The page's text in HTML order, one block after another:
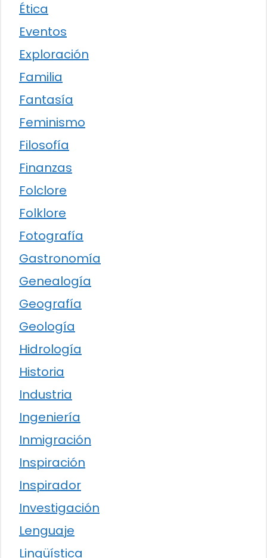
Ética
Eventos
Exploración
Familia
Fantasía
Feminismo
Filosofía
Finanzas
Folclore
Folklore
Fotografía
Gastronomía
Genealogía
Geografía
Geología
Hidrología
Historia
Industria
Ingeniería
Inmigración
Inspiración
Inspirador
Investigación
Lenguaje
Lingüística